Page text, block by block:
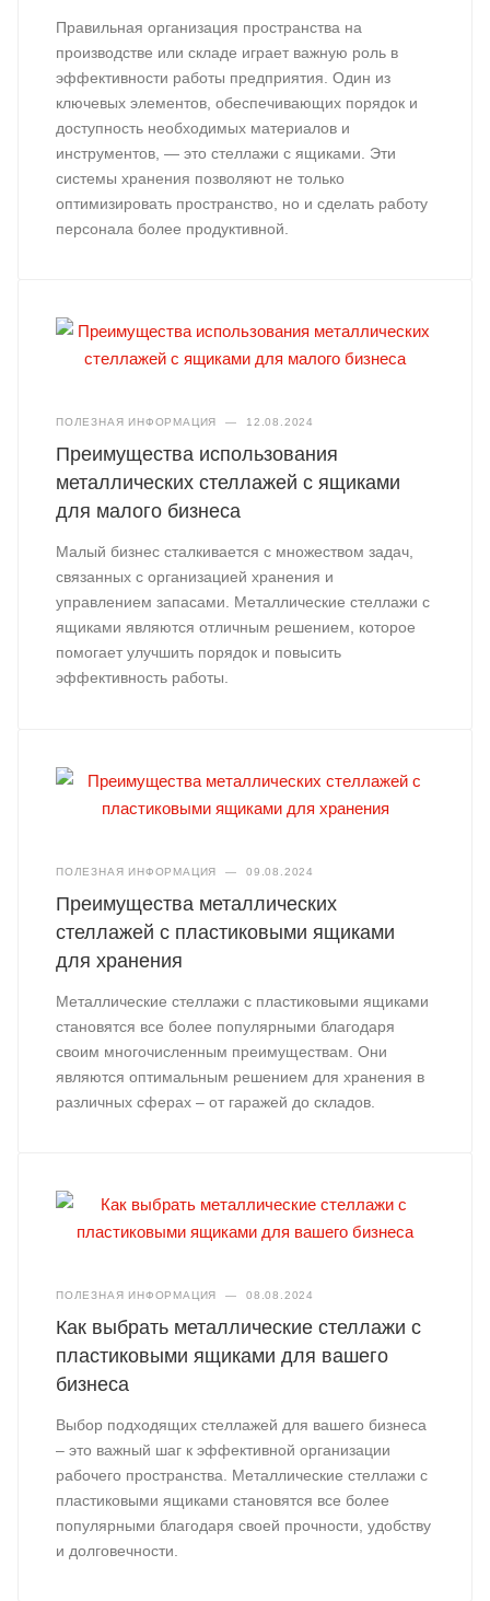
Правильная организация пространства на
производстве или складе играет важную роль в
эффективности работы предприятия. Один из
ключевых элементов, обеспечивающих порядок и
доступность необходимых материалов и
инструментов, — это стеллажи с ящиками. Эти
системы хранения позволяют не только
оптимизировать пространство, но и сделать работу
персонала более продуктивной.
ПОЛЕЗНАЯ ИНФОРМАЦИЯ — 12.08.2024
Преимущества использования
металлических стеллажей с ящиками
для малого бизнеса
Малый бизнес сталкивается с множеством задач,
связанных с организацией хранения и
управлением запасами. Металлические стеллажи с
ящиками являются отличным решением, которое
помогает улучшить порядок и повысить
эффективность работы.
ПОЛЕЗНАЯ ИНФОРМАЦИЯ — 09.08.2024
Преимущества металлических
стеллажей с пластиковыми ящиками
для хранения
Металлические стеллажи с пластиковыми ящиками
становятся все более популярными благодаря
своим многочисленным преимуществам. Они
являются оптимальным решением для хранения в
различных сферах – от гаражей до складов.
ПОЛЕЗНАЯ ИНФОРМАЦИЯ — 08.08.2024
Как выбрать металлические стеллажи с
пластиковыми ящиками для вашего
бизнеса
Выбор подходящих стеллажей для вашего бизнеса
– это важный шаг к эффективной организации
рабочего пространства. Металлические стеллажи с
пластиковыми ящиками становятся все более
популярными благодаря своей прочности, удобству
и долговечности.